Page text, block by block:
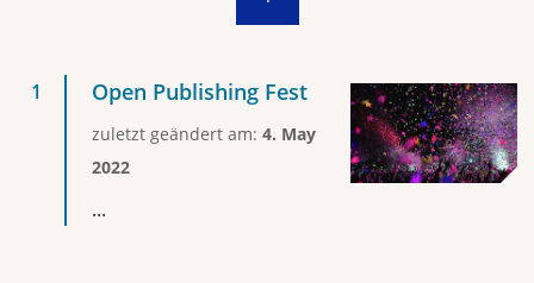
Open Publishing Fest
zuletzt geändert am: 4. May
2022
...